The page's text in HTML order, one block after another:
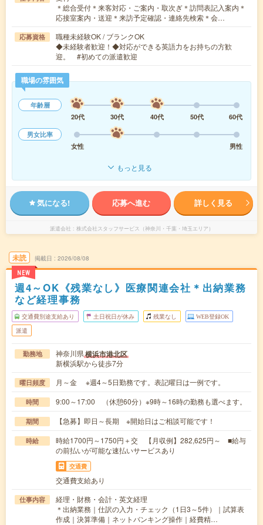
＊総合受付＊来客対応・ご案内・取次ぎ＊訪問表記入案内＊
応接室案内・送迎＊来訪予定確認・連絡先検索＊会…
応募資格
職種未経験OK / ブランクOK
◆未経験者歓迎！◆対応ができる英語力をお持ちの方歓
迎。 #初めての派遣歓迎
職場の雰囲気
年齢層
20代
30代 40代 50代
60代
男女比率
女性
男性
もっと見る
気になる! 応募へ進む 詳しく見る
派遣会社 株式会社スタッフサービス（神奈川・千葉・埼玉エリア）
未読
NEW
掲載日 2026/08/08
週4～OK《残業なし》医療関連会社＊出納業務
など経理事務
交通費別途支給あり 土日祝日が休み 残業なし WEB登録OK
派遣
勤務地 神奈川県横浜市港北区
新横浜駅から徒歩7分
曜日頻度 月～金 ※週4～5日勤務です。表記曜日は一例です。
時間 9:00～17:00 （休憩60分）※9時～16時の勤務も選べます。
期間 【急募】即日～長期 ※開始日はご相談可能です！
時給
時給1700円～1750円＋交 【月収例】282,625円～ ■給与
の前払いが可能な速払いサービスあり
交通費
交通費支給あり
仕事内容
経理・財務・会計・英文経理
＊出納業務｜仕訳の入力・チェック（1日3～5件）｜試算表
作成｜決算準備｜ネットバンキング操作｜経費精…